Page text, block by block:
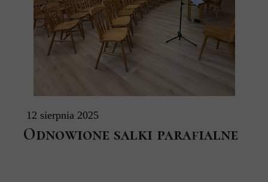
12 sierpnia 2025
Odnowione salki parafialne